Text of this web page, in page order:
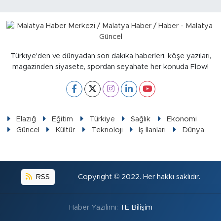
Türkiye'den ve dünyadan son dakika haberleri, köşe yazıları,
magazinden siyasete, spordan seyahate her konuda Flow!
Elazığ Eğitim Türkiye Sağlık
Ekonomi
Güncel
Kültür Teknoloji İş İlanları Dünya
RSS Copyright © 2022. Her hakkı saklıdır.
Haber Yazılımı: TE Bilişim